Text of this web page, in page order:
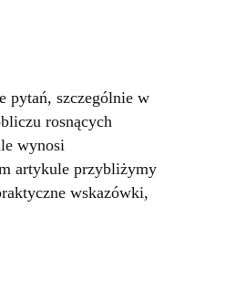
pytań, szczególnie w
rosnących
wynosi
artykule przybliżymy
wskazówki,